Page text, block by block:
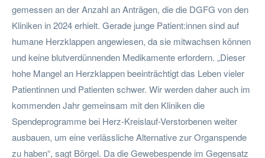
gemessen an der Anzahl an Anträgen, die die DGFG von den
Kliniken in 2024 erhielt. Gerade junge Patient:innen sind auf
humane Herzklappen angewiesen, da sie mitwachsen können
und keine blutverdünnenden Medikamente erfordern. „Dieser
hohe Mangel an Herzklappen beeinträchtigt das Leben vieler
Patientinnen und Patienten schwer. Wir werden daher auch im
kommenden Jahr gemeinsam mit den Kliniken die
Spendeprogramme bei Herz-Kreislauf-Verstorbenen weiter
ausbauen, um eine verlässliche Alternative zur Organspende
zu haben“, sagt Börgel. Da die Gewebespende im Gegensatz